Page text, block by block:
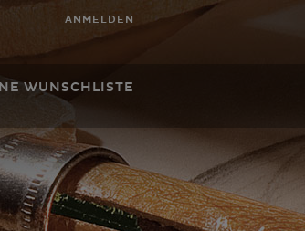
ANMELDEN
WUNSCHLISTE